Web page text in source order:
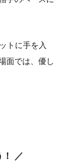
トに手を入
面では、優し
！ ／